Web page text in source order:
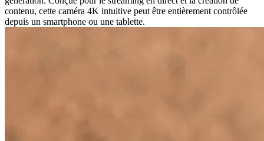
contenu, cette caméra 4K intuitive peut être entièrement contrôlée
depuis un smartphone ou une tablette.